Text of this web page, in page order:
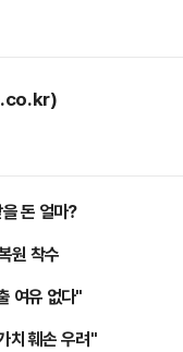
돈 얼마?
원 착수
여유 없다"
치 훼손 우려"